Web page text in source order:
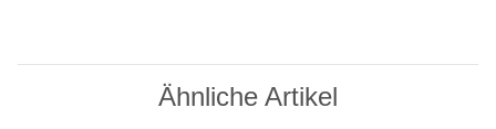
Garten
Ähnliche Artikel